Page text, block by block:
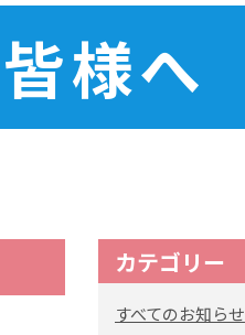
様へ
カテゴリー
すべてのお知らせ